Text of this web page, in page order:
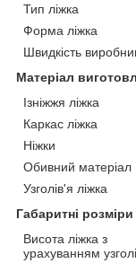
Тип ліжка
Форма ліжка
Швидкість
Матеріал
Ізніжжя ліжка
Каркас ліжка
Ніжки
Обивний матеріал
Узголів'я ліжка
Габаритні розміри
Висота ліжка з
урахуванням